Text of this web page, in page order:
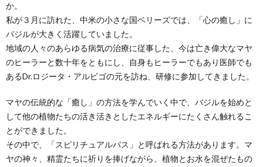
か。
私が３月に訪れた、中米の小さな国ベリーズでは、「心の癒し」に
バジルが大きく活躍していました。
地域の人々のあらゆる病気の治療に従事した、今は亡き偉大なマヤ
のヒーラーと数十年をともにし、自身もヒーラーでもあり医師でも
あるDr.ロジータ・アルビゴの元を訪ね、研修に参加してきました。
マヤの伝統的な「癒し」の方法を学んでいく中で、バジルを始めと
して他の植物たちの活き活きとしたエネルギーにたくさん触れるこ
とができました。
その中で、「スピリチュアルバス」と呼ばれる方法があります。マ
ヤの神々、精霊たちに祈りを捧げながら、植物とお水を混ぜたもの